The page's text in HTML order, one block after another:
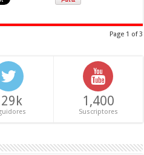
Page 1 of 3
1,400
Suscriptores